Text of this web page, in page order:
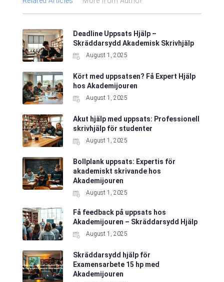
Deadline Uppsats Hjälp –
Skräddarsydd Akademisk Skrivhjälp
August 1, 2025
Kört med uppsatsen? Få Expert Hjälp
hos Akademijouren
August 1, 2025
Akut hjälp med uppsats: Professionell
skrivhjälp för studenter
August 1, 2025
Bollplank uppsats: Expertis för
akademiskt skrivande hos
Akademijouren
August 1, 2025
Få feedback på uppsats hos
Akademijouren – Skräddarsydd Hjälp
August 1, 2025
Skräddarsydd hjälp för
Examensarbete 15 hp med
Akademijouren